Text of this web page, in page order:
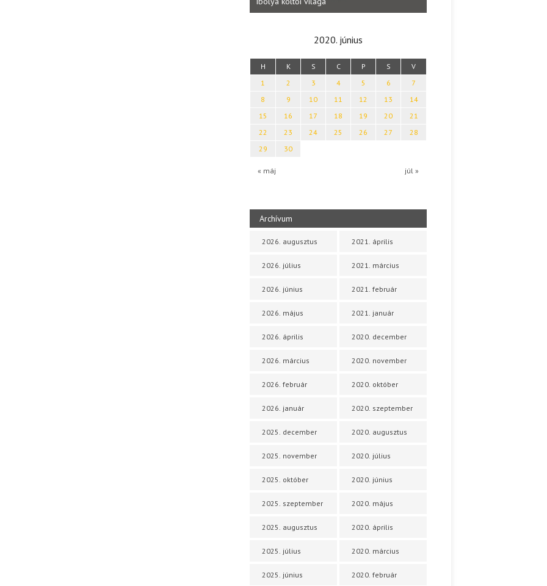
2020. június
H K S C P S V
« máj júl »
1 2 3 4 5 6
7
8
9 10 11 12 13
14
15
16 17 18 19 20
21
22
23 24 25 26 27
28
29
30
Archívum
2026. augusztus
2026. július
2026. június
2026. május
2026. április
2026. március
2026. február
2026. január
2025. december
2025. november
2025. október
2025. szeptember
2025. augusztus
2025. július
2025. június
2021. április
2021. március
2021. február
2021. január
2020. december
2020. november
2020. október
2020. szeptember
2020. augusztus
2020. július
2020. június
2020. május
2020. április
2020. március
2020. február